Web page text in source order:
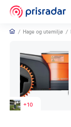
/ Hage og utemiljø /
+10